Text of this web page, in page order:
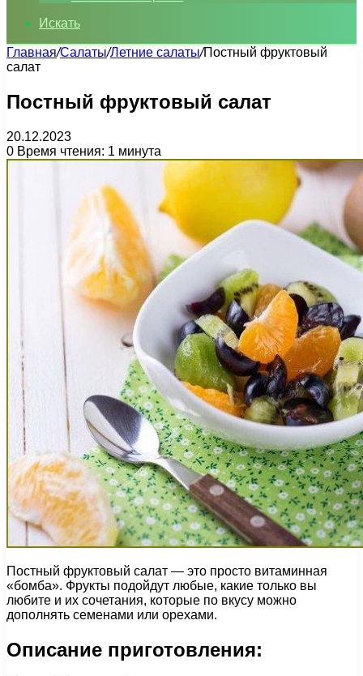
Искать
Главная/Салаты/Летние салаты/Постный фруктовый
салат
Постный фруктовый салат
20.12.2023
0 Время чтения: 1 минута
Постный фруктовый салат — это просто витаминная
«бомба». Фрукты подойдут любые, какие только вы
любите и их сочетания, которые по вкусу можно
дополнять семенами или орехами.
Описание приготовления: